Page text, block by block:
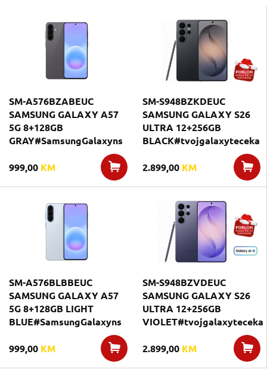
SM-A576BZABEUC
SAMSUNG GALAXY A57
5G 8+128GB
GRAY#SamsungGalaxyns
999,00 KM
SM-S948BZKDEUC
SAMSUNG GALAXY S26
ULTRA 12+256GB
BLACK#tvojgalaxyteceka
2.899,00 KM
SM-A576BLBBEUC
SAMSUNG GALAXY A57
5G 8+128GB LIGHT
BLUE#SamsungGalaxyns
999,00 KM
SM-S948BZVDEUC
SAMSUNG GALAXY S26
ULTRA 12+256GB
VIOLET#tvojgalaxyteceka
2.899,00 KM